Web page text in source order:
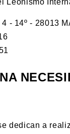
- 14º - 28013
dedican a